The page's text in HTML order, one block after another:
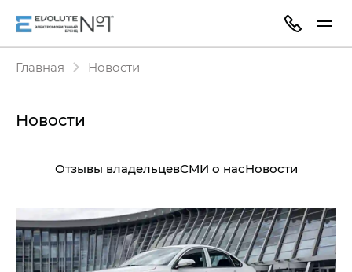
Главная Новости
Новости
Отзывы владельцевСМИ о насНовости